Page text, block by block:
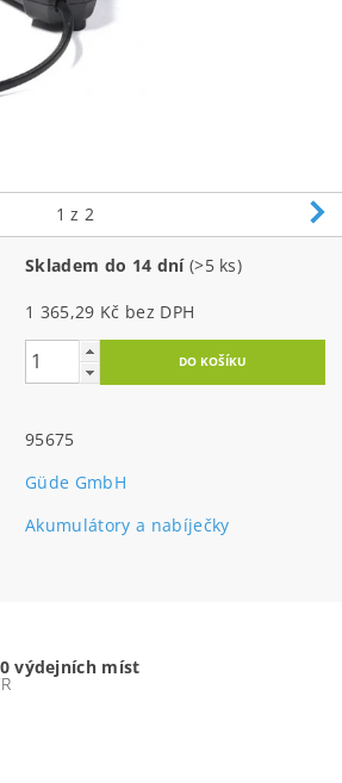
1 z 2
Skladem do 14 dní (>5 ks)
1 365,29 Kč bez DPH
95675
Güde GmbH
Akumulátory a nabíječky
výdejních míst